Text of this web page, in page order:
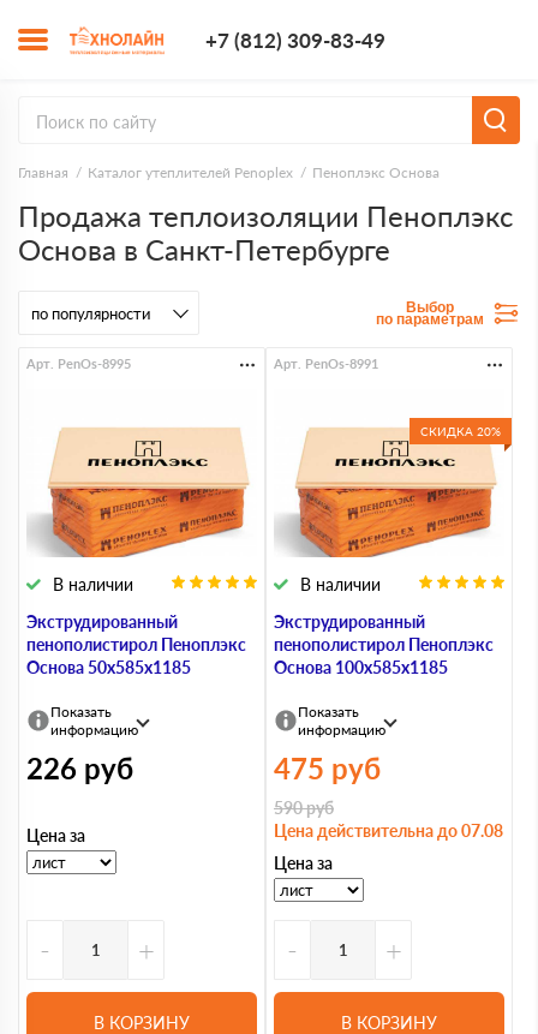
+7 (812) 309-83-49
Главная Каталог утеплителей Penoplex Пеноплэкс Основа
Продажа теплоизоляции Пеноплэкс
Основа в Санкт-Петербурге
Выбор
по параметрам
Экструдированный
пенополистирол Пеноплэкс
Основа 50х585х1185
В наличии
Арт. PenOs-8995
Показать
информацию
226 руб
Цена за
- +
В КОРЗИНУ
СКИДКА 20%
Экструдированный
пенополистирол Пеноплэкс
Основа 100х585х1185
В наличии
Арт. PenOs-8991
Показать
информацию
475 руб
590руб
Цена действительна до 07.08
Цена за
- +
В КОРЗИНУ